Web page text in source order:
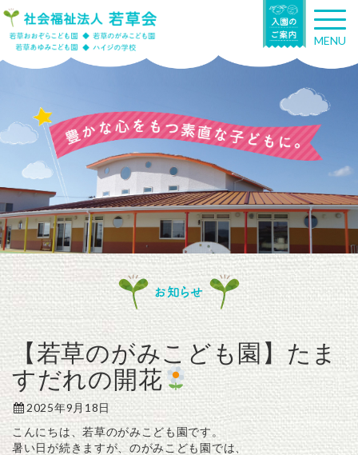
T
o
g
n
g
a
t
n
MENU
お知らせ
【若草のがみこども園】たま
すだれの開花
2025年9月18日
こんにちは、若草のがみこども園です。
暑い日が続きますが、のがみこども園では、